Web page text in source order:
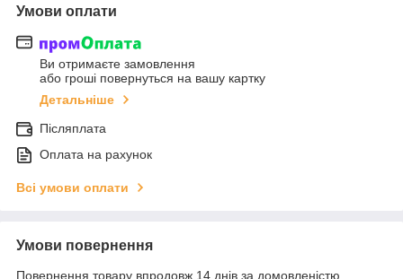
Умови оплати
Ви отримаєте замовлення
або гроші повернуться на вашу картку
Детальніше
Післяплата
Оплата на рахунок
Всі умови оплати
Умови повернення
Повернення товару впродовж 14 днів за домовленістю